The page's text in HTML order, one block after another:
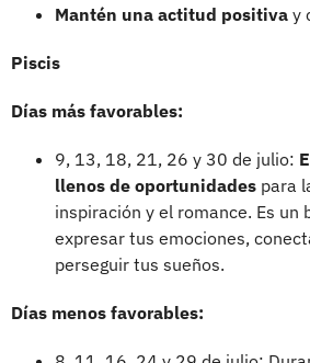
Mantén una actitud positiva y
Piscis
Días más favorables:
9, 13, 18, 21, 26 y 30 de julio:
llenos de oportunidades para
inspiración y el romance. Es un
expresar tus emociones,
perseguir tus sueños.
Días menos favorables: